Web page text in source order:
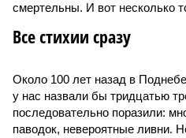
смертельны. И вот несколько
Все стихии сразу
Около 100 лет назад в
у нас назвали бы тридцатью
последовательно поразили:
паводок, невероятные ливни.